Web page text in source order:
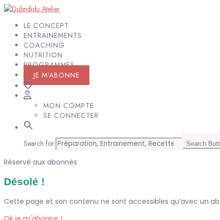
LE CONCEPT
ENTRAINEMENTS
COACHING
NUTRITION
PROGRAMMES
JE M’ABONNE
MON COMPTE
SE CONNECTER
Search for: Search
Réservé aux abonnés
Désolé !
Cette page et son contenu ne sont accessibles qu’avec un